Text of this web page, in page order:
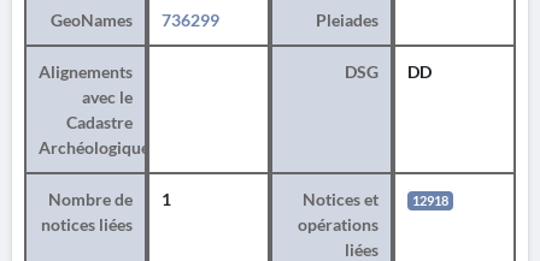
GeoNames 736299 Pleiades
Alignements
avec le
Cadastre
Archéologique
DSG DD
Nombre de
notices liées
1
Notices et
opérations
liées
12918